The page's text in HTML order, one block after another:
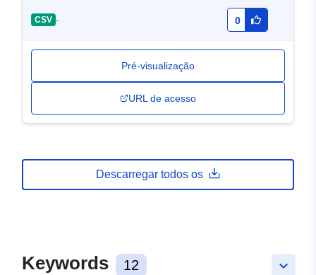
CSV - 0
Pré-visualização
URL de acesso
Descarregar todos os
keyboard_arrow_down
Keywords 12